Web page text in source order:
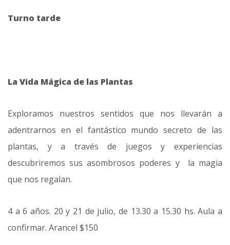
Turno tarde
La Vida Mágica de las Plantas
Exploramos nuestros sentidos que nos llevarán a
adentrarnos en el fantástico mundo secreto de las
plantas, y a través de juegos y experiencias
descubriremos sus asombrosos poderes y la magia
que nos regalan.
4 a 6 años. 20 y 21 de julio, de 13.30 a 15.30 hs. Aula a
confirmar. Arancel $150